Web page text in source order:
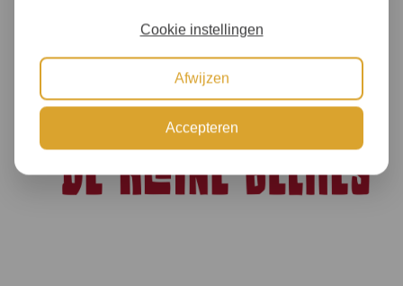
Cookie instellingen
Afwijzen
Accepteren